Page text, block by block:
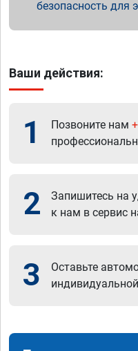
безопасность для
Ваши действия:
1 Позвоните нам
2
Запишитесь на
к нам в сервис
3
Оставьте